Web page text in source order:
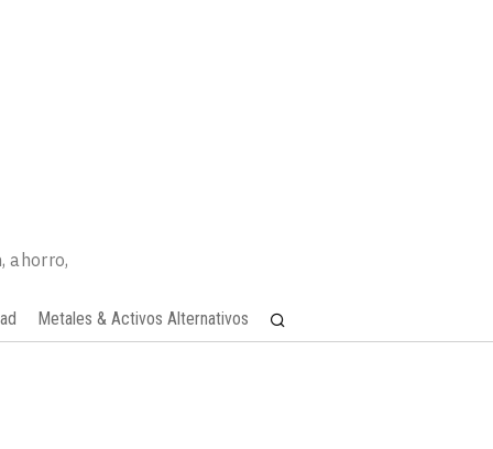
ahorro,
Metales & Activos Alternativos